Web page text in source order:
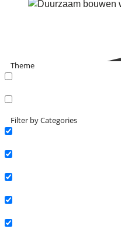
Theme
Filter by Categories